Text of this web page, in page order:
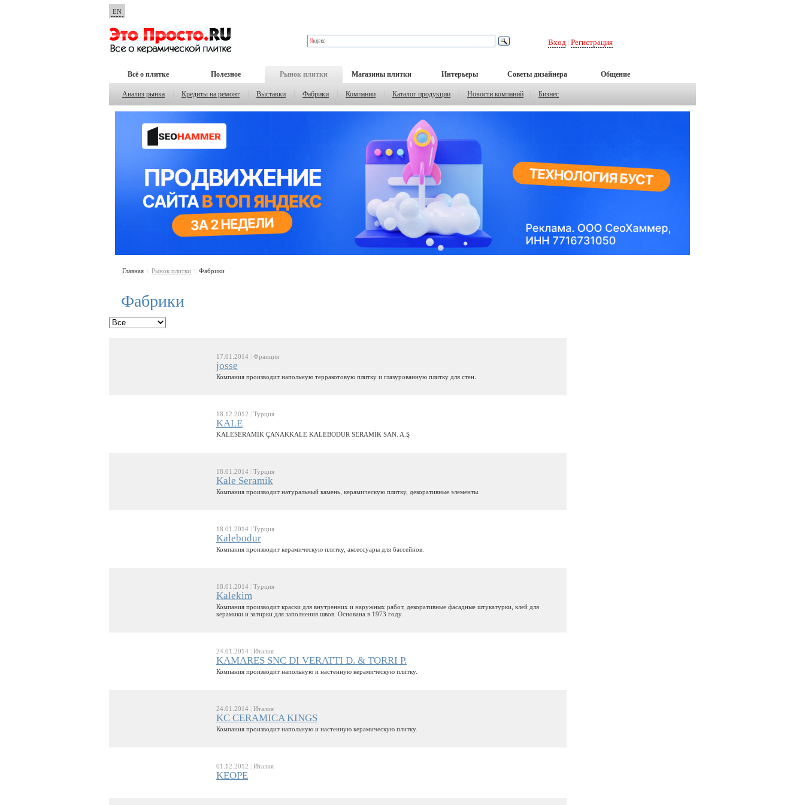
EN
Вход Регистрация
Всё о плитке Полезное Рынок плитки Магазины плитки Интерьеры Советы дизайнера Общение
Анализ рынка Кредиты на ремонт Выставки Фабрики Компании Каталог продукции Новости компаний Бизнес
Главная \ Рынок плитки \ Фабрики
Фабрики
17.01.2014 Франция
josse
Компания производит напольную терракотовую плитку и глазурованную плитку для стен.
18.12.2012 Турция
KALE
KALESERAMİK ÇANAKKALE KALEBODUR SERAMİK SAN. A.Ş
18.01.2014 Турция
Kale Seramik
Компания производит натуральный камень, керамическую плитку, декоративные элементы.
18.01.2014 Турция
Kalebodur
Компания производит керамическую плитку, аксессуары для бассейнов.
18.01.2014 Турция
Kalekim
Компания производит краски для внутренних и наружных работ, декоративные фасадные штукатурки, клей для
керамики и затирки для заполнения швов. Основана в 1973 году.
24.01.2014 Италия
KAMARES SNC DI VERATTI D. & TORRI P.
Компания производит напольную и настенную керамическую плитку.
24.01.2014 Италия
KC CERAMICA KINGS
Компания производит напольную и настенную керамическую плитку.
01.12.2012 Италия
KEOPE